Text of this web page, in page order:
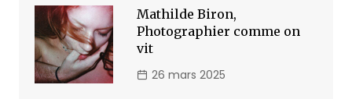
Mathilde Biron,
Photographier comme on
vit
26 mars 2025